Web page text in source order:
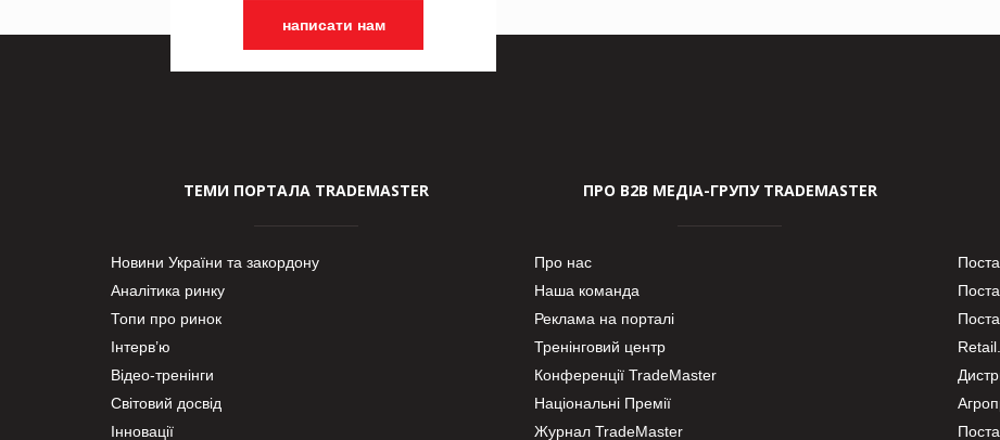
написати нам
ТЕМИ ПОРТАЛА TRADEMASTER
Новини України та закордону
Аналітика ринку
Топи про ринок
Інтерв’ю
Відео-тренінги
Світовий досвід
Інновації
ПРО В2В МЕДІА-ГРУПУ TRADEMASTER
Про нас
Наша команда
Реклама на порталі
Тренінговий центр
Конференції TradeMaster
Національні Премії
Журнал TradeMaster